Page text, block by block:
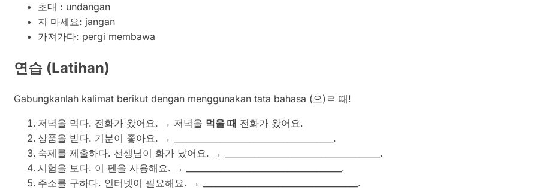
초대 : undangan
지 마세요: jangan
가져가다: pergi membawa
연습 (Latihan)
Gabungkanlah kalimat berikut dengan menggunakan tata bahasa (으)ㄹ 때!
저녁을 먹다. 전화가 왔어요. → 저녁을 먹을 때 전화가 왔어요.
상품을 받다. 기분이 좋아요. → ______________________________________.
숙제를 제출하다. 선생님이 화가 났어요. → _____________________________________.
시험을 보다. 이 펜을 사용해요. → _____________________________________.
주소를 구하다. 인터넷이 필요해요. → _____________________________________.